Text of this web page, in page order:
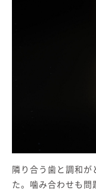
隣り合う歯と調和が
た。噛み合わせも問